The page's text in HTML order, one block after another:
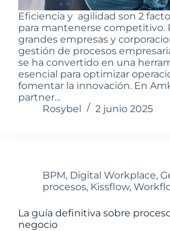
Eficiencia y agilidad son 2
para mantenerse competitivo.
grandes empresas y
gestión de procesos
se ha convertido en una
esencial para optimizar
fomentar la innovación. En
partner…
Rosybel
2 junio 2025
BPM, Digital Workplace,
procesos, Kissflow,
La guía definitiva sobre
negocio